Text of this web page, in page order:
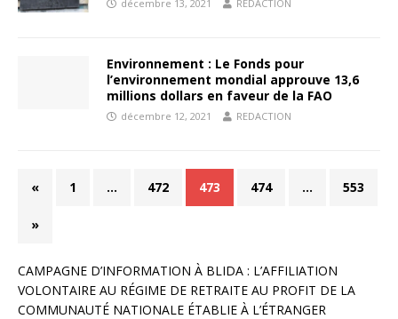
décembre 13, 2021 REDACTION
Environnement : Le Fonds pour
l’environnement mondial approuve 13,6
millions dollars en faveur de la FAO
décembre 12, 2021 REDACTION
« 1 … 472 473 474 … 553
»
CAMPAGNE D’INFORMATION À BLIDA : L’AFFILIATION
VOLONTAIRE AU RÉGIME DE RETRAITE AU PROFIT DE LA
COMMUNAUTÉ NATIONALE ÉTABLIE À L’ÉTRANGER